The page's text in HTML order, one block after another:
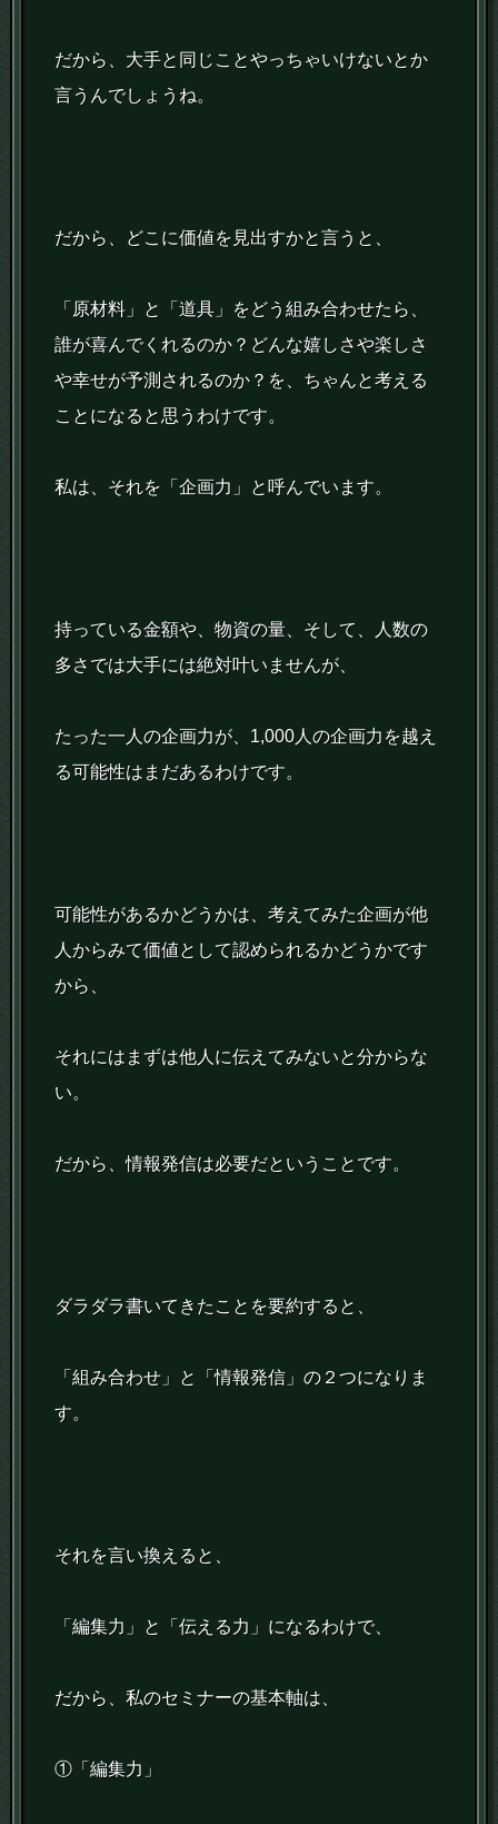
だから、大手と同じことやっちゃいけないとか
言うんでしょうね。
だから、どこに価値を見出すかと言うと、
「原材料」と「道具」をどう組み合わせたら、
誰が喜んでくれるのか？どんな嬉しさや楽しさ
や幸せが予測されるのか？を、ちゃんと考える
ことになると思うわけです。
私は、それを「企画力」と呼んでいます。
持っている金額や、物資の量、そして、人数の
多さでは大手には絶対叶いませんが、
たった一人の企画力が、1,000人の企画力を越え
る可能性はまだあるわけです。
可能性があるかどうかは、考えてみた企画が他
人からみて価値として認められるかどうかです
から、
それにはまずは他人に伝えてみないと分からな
い。
だから、情報発信は必要だということです。
ダラダラ書いてきたことを要約すると、
「組み合わせ」と「情報発信」の２つになりま
す。
それを言い換えると、
「編集力」と「伝える力」になるわけで、
だから、私のセミナーの基本軸は、
①「編集力」